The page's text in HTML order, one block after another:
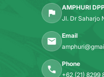
AMPHURI
Jl. Dr Saharjo
Email
Phone
+62 (21) 8299